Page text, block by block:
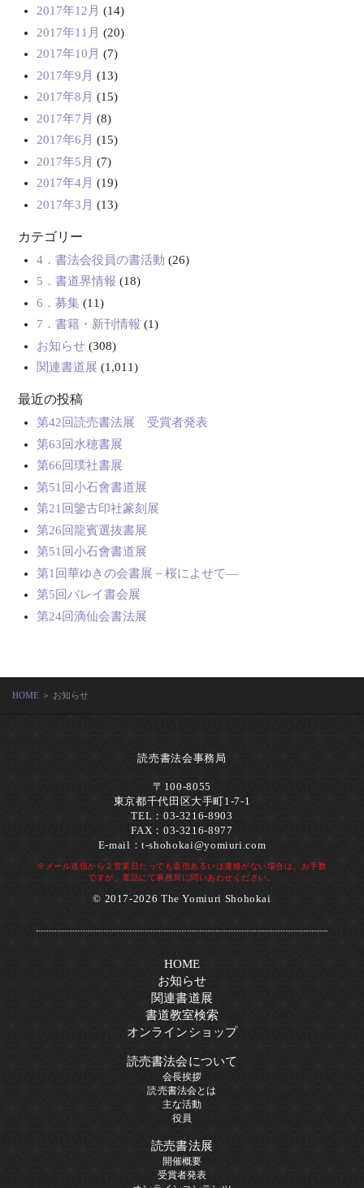
2017年12月 (14)
2017年11月 (20)
2017年10月 (7)
2017年9月 (13)
2017年8月 (15)
2017年7月 (8)
2017年6月 (15)
2017年5月 (7)
2017年4月 (19)
2017年3月 (13)
カテゴリー
4．書法会役員の書活動 (26)
5．書道界情報 (18)
6．募集(11)
7．書籍・新刊情報 (1)
お知らせ(308)
関連書道展 (1,011)
最近の投稿
第42回読売書法展 受賞者発表
第63回水穂書展
第66回璞社書展
第51回小石會書道展
第21回鑒古印社篆刻展
第26回龍賓選抜書展
第51回小石會書道展
第1回華ゆきの会書展－桜によせて―
第5回バレイ書会展
第24回滴仙会書法展
HOME ＞ お知らせ
読売書法会事務局
〒100-8055
東京都千代田区大手町1-7-1
TEL：03-3216-8903
FAX：03-3216-8977
E-mail：t-shohokai@yomiuri.com
※メール送信から２営業日たっても返信あるいは連絡がない場合は、お手数
ですが、電話にて事務局に問いあわせください。
© 2017-2026 The Yomiuri Shohokai
HOME
お知らせ
関連書道展
書道教室検索
オンラインショップ
読売書法会について
会長挨拶
読売書法会とは
主な活動
役員
読売書法展
開催概要
受賞者発表